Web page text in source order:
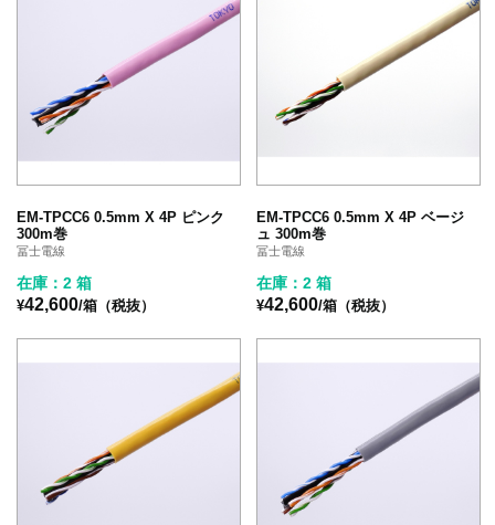
EM-TPCC6 0.5mm X 4P ピンク
300m巻
冨士電線
在庫：2 箱
¥42,600/箱（税抜）
EM-TPCC6 0.5mm X 4P ベージ
ュ 300m巻
冨士電線
在庫：2 箱
¥42,600/箱（税抜）